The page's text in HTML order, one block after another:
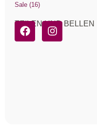
Sale (16)
TEILEN UND BELLEN